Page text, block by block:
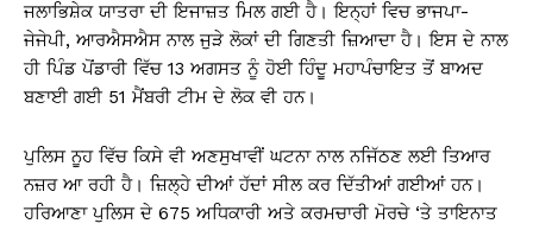
ਜਲਾਭਿਸ਼ੇਕ ਯਾਤਰਾ ਦੀ ਇਜਾਜ਼ਤ ਮਿਲ ਗਈ ਹੈ। ਇਨ੍ਹਾਂ ਵਿਚ ਭਾਜਪਾ-
ਜੇਜੇਪੀ, ਆਰਐਸਐਸ ਨਾਲ ਜੁੜੇ ਲੋਕਾਂ ਦੀ ਗਿਣਤੀ ਜ਼ਿਆਦਾ ਹੈ। ਇਸ ਦੇ ਨਾਲ
ਹੀ ਪਿੰਡ ਪੋਂਡਾਰੀ ਵਿੱਚ 13 ਅਗਸਤ ਨੂੰ ਹੋਈ ਹਿੰਦੂ ਮਹਾਪੰਚਾਇਤ ਤੋਂ ਬਾਅਦ
ਬਣਾਈ ਗਈ 51 ਮੈਂਬਰੀ ਟੀਮ ਦੇ ਲੋਕ ਵੀ ਹਨ।
ਪੁਲਿਸ ਨੂਹ ਵਿੱਚ ਕਿਸੇ ਵੀ ਅਣਸੁਖਾਵੀਂ ਘਟਨਾ ਨਾਲ ਨਜਿੱਠਣ ਲਈ ਤਿਆਰ
ਨਜ਼ਰ ਆ ਰਹੀ ਹੈ। ਜ਼ਿਲ੍ਹੇ ਦੀਆਂ ਹੱਦਾਂ ਸੀਲ ਕਰ ਦਿੱਤੀਆਂ ਗਈਆਂ ਹਨ।
ਹਰਿਆਣਾ ਪੁਲਿਸ ਦੇ 675 ਅਧਿਕਾਰੀ ਅਤੇ ਕਰਮਚਾਰੀ ਮੋਰਚੇ ‘ਤੇ ਤਾਇਨਾਤ